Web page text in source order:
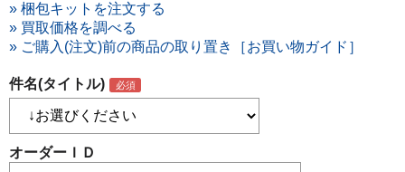
» 梱包キットを注文する
» 買取価格を調べる
» ご購入(注文)前の商品の取り置き［お買い物ガイド］
件名(タイトル)
オーダーＩＤ